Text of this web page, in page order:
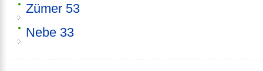
Zümer 53
Nebe 33